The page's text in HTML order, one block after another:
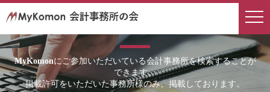
MyKomonにご参加いただいている会計事務所を検索することが
できます。
掲載許可をいただいた事務所様のみ、掲載しております。